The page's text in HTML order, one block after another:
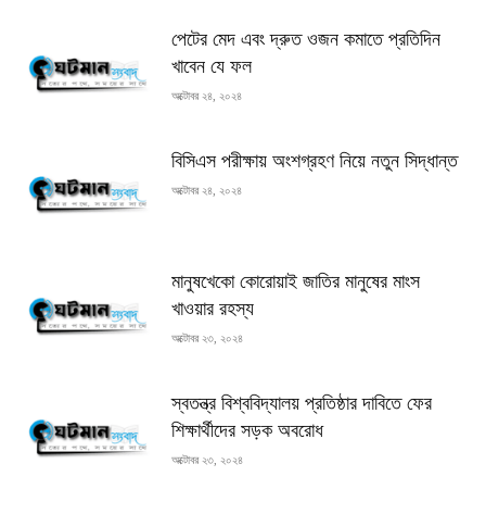
পেটের মেদ এবং দ্রুত ওজন কমাতে প্রতিদিন
খাবেন যে ফল
অক্টোবর ২৪, ২০২৪
বিসিএস পরীক্ষায় অংশগ্রহণ নিয়ে নতুন সিদ্ধান্ত
অক্টোবর ২৪, ২০২৪
মানুষখেকো কোরোয়াই জাতির মানুষের মাংস
খাওয়ার রহস্য
অক্টোবর ২৩, ২০২৪
স্বতন্ত্র বিশ্ববিদ্যালয় প্রতিষ্ঠার দাবিতে ফের
শিক্ষার্থীদের সড়ক অবরোধ
অক্টোবর ২৩, ২০২৪